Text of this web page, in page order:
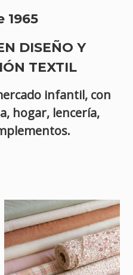
1965
DISEÑO Y
TEXTIL
infantil, con
hogar, lencería,